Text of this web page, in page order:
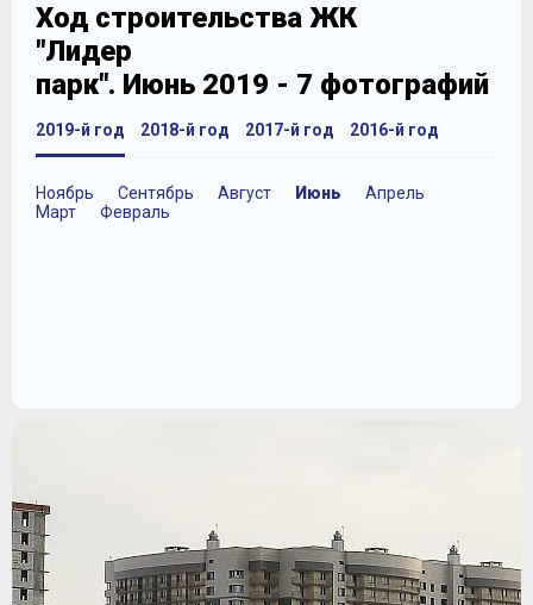
Ход строительства ЖК
"Лидер
парк". Июнь 2019 - 7 фотографий
2019-й год
Ноябрь Сентябрь Август Июнь
Апрель
Март
Февраль
2018-й год 2017-й год 2016-й год